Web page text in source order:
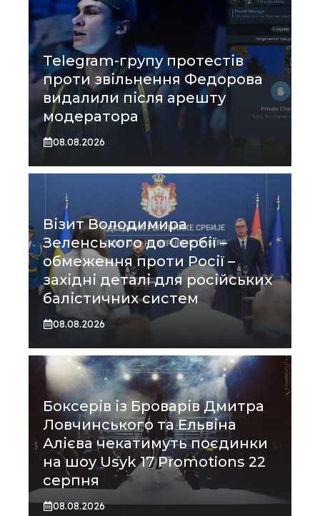
Telegram-групу протестів
проти звільнення Федорова
видалили після арешту
модератора
08.08.2026
Візит Володимира
Зеленського до Сербії –
обмеження проти Росії –
західні деталі для російських
балістичних систем
08.08.2026
Боксерів із Броварів Дмитра
Ловчинського та Ельвіна
Алієва чекатимуть поєдинки
на шоу Usyk 17 Promotions 22
серпня
08.08.2026